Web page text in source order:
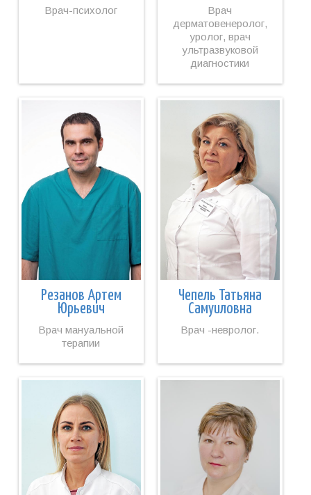
Врач-психолог
Врач
дерматовенеролог,
уролог, врач
ультразвуковой
диагностики
Резанов Артем
Юрьевич
Врач мануальной
терапии
Чепель Татьяна
Самуиловна
Врач -невролог.